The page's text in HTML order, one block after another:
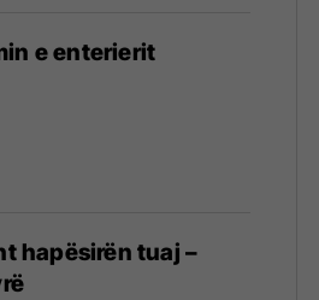
e enterierit
hapësirën tuaj –